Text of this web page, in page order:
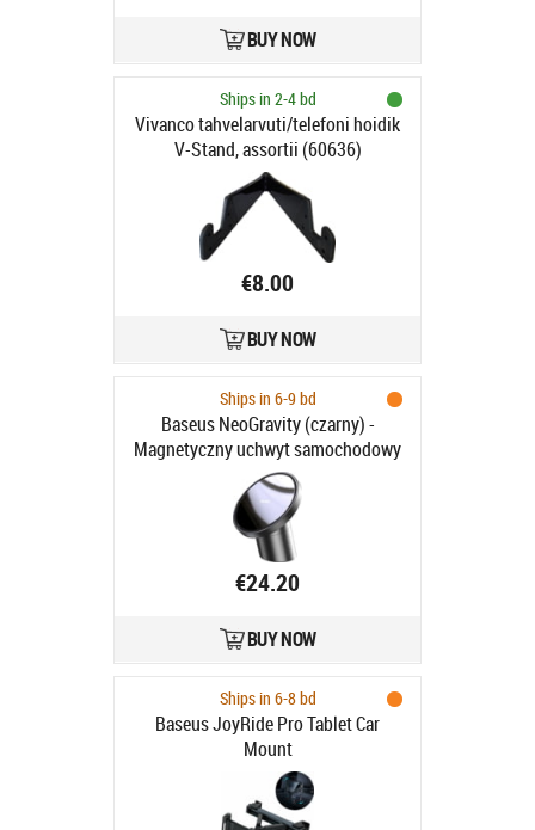
BUY NOW
Ships in 2-4 bd
Vivanco tahvelarvuti/telefoni hoidik
V-Stand, assortii (60636)
€8.00
BUY NOW
Ships in 6-9 bd
Baseus NeoGravity (czarny) -
Magnetyczny uchwyt samochodowy
€24.20
BUY NOW
Ships in 6-8 bd
Baseus JoyRide Pro Tablet Car
Mount